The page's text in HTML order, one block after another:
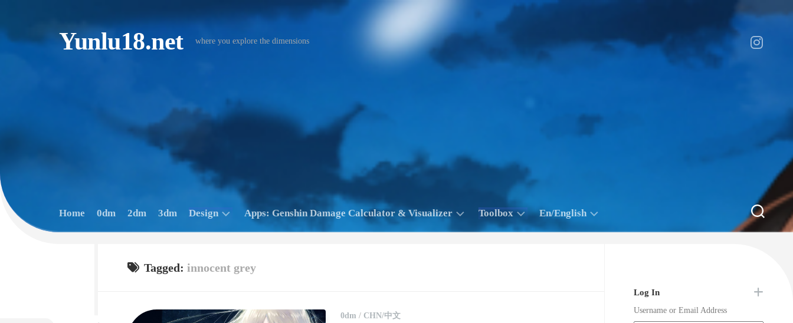
Yunlu18.net where you explore the dimensions
Home 0dm 2dm 3dm Design Apps: Genshin Damage Calculator & Visualizer
Generator
Toolbox En/English
Tagged: innocent grey
0dm / CHN/中文
Log In
Username or Email Address